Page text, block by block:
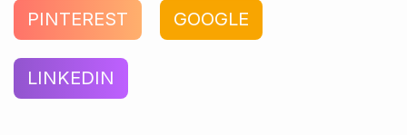
PINTEREST GOOGLE
LINKEDIN